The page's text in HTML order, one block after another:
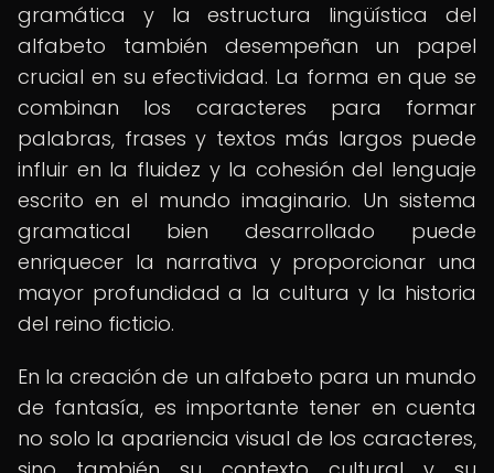
gramática y la estructura lingüística del
alfabeto también desempeñan un papel
crucial en su efectividad. La forma en que se
combinan los caracteres para formar
palabras, frases y textos más largos puede
influir en la fluidez y la cohesión del lenguaje
escrito en el mundo imaginario. Un sistema
gramatical bien desarrollado puede
enriquecer la narrativa y proporcionar una
mayor profundidad a la cultura y la historia
del reino ficticio.
En la creación de un alfabeto para un mundo
de fantasía, es importante tener en cuenta
no solo la apariencia visual de los caracteres,